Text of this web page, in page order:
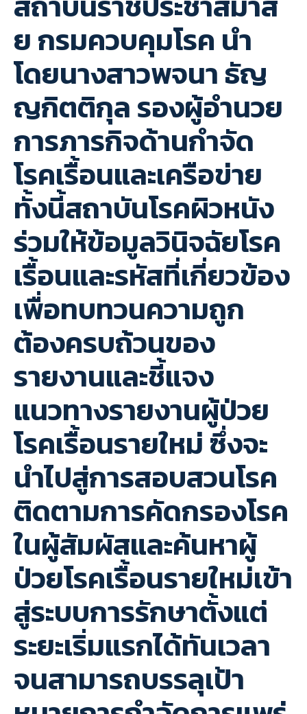
ย กรมควบคุมโรค นำ
โดยนางสาวพจนา ธัญ
ญกิตติกุล รองผู้อำนวย
การภารกิจด้านกำจัด
โรคเรื้อนและเครือข่าย
ทั้งนี้สถาบันโรคผิวหนัง
ร่วมให้ข้อมูลวินิจฉัยโรค
เรื้อนและรหัสที่เกี่ยว​ข้อง
เพื่อทบทวนความถูก
ต้องครบถ้วนของ
รายงานและชี้แจง
แนวทางรายงานผู้ป่วย
โรคเรื้อนรายใหม่ ซึ่งจะ
นำไปสู่การสอบสวนโรค
ติดตามการคัดกรองโรค
ในผู้สัมผัสและค้นหาผู้
ป่วยโรคเรื้อนรายใหม่เข้า
สู่ระบบการรักษาตั้งแต่
ระยะเริ่มแรกได้ทันเวลา
จนสามารถบรรลุเป้า